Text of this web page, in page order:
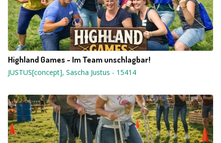
Highland Games - Im Team unschlagbar!
JUSTUS[concept], Sascha Justus - 15414